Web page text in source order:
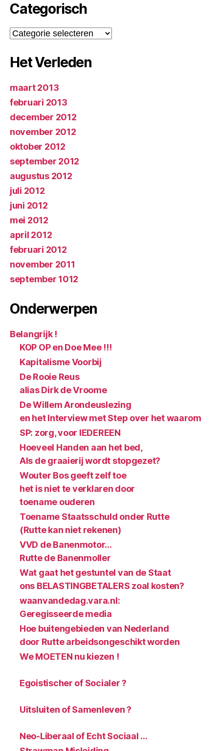
Categorisch
Categorisch
Het Verleden
maart 2013
februari 2013
december 2012
november 2012
oktober 2012
september 2012
augustus 2012
juli 2012
juni 2012
mei 2012
april 2012
februari 2012
november 2011
september 1012
Onderwerpen
Belangrijk !
KOP OP en Doe Mee !!!
Kapitalisme Voorbij
De Rooie Reus
alias Dirk de Vroome
De Willem Arondeuslezing
en het Interview met Step over het waarom
SP: zorg, voor IEDEREEN
Hoeveel Handen aan het bed,
Als de graaierij wordt stopgezet?
Wouter Bos geeft zelf toe
het is niet te verklaren door
toename ouderen
Toename Staatsschuld onder Rutte
(Rutte kan niet rekenen)
VVD de Banenmotor…
Rutte de Banenmoller
Wat gaat het gestuntel van de Staat
ons BELASTINGBETALERS zoal kosten?
waanvandedag.vara.nl:
Geregisseerde media
Hoe buitengebieden van Nederland
door Rutte arbeidsongeschikt worden
We MOETEN nu kiezen !
Egoistischer of Socialer ?
Uitsluiten of Samenleven ?
Neo-Liberaal of Echt Sociaal …